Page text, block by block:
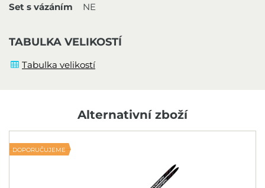
Set s vázáním NE
TABULKA VELIKOSTÍ
Tabulka velikostí
Alternativní zboží
DOPORUČUJEME